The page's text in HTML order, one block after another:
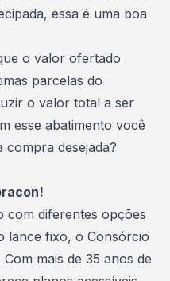
essa é uma boa
o valor ofertado
parcelas do
o valor total a ser
esse abatimento você
compra desejada?
com diferentes opções
lance fixo, o Consórcio
mais de 35 anos de